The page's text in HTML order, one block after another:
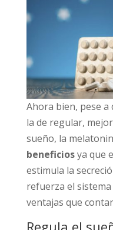
Ahora bien, pese
la de regular,
sueño, la
beneficiosya que
estimula la
refuerza el
ventajas que
Regula el